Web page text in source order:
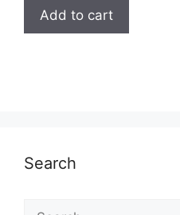
Add to cart
Search